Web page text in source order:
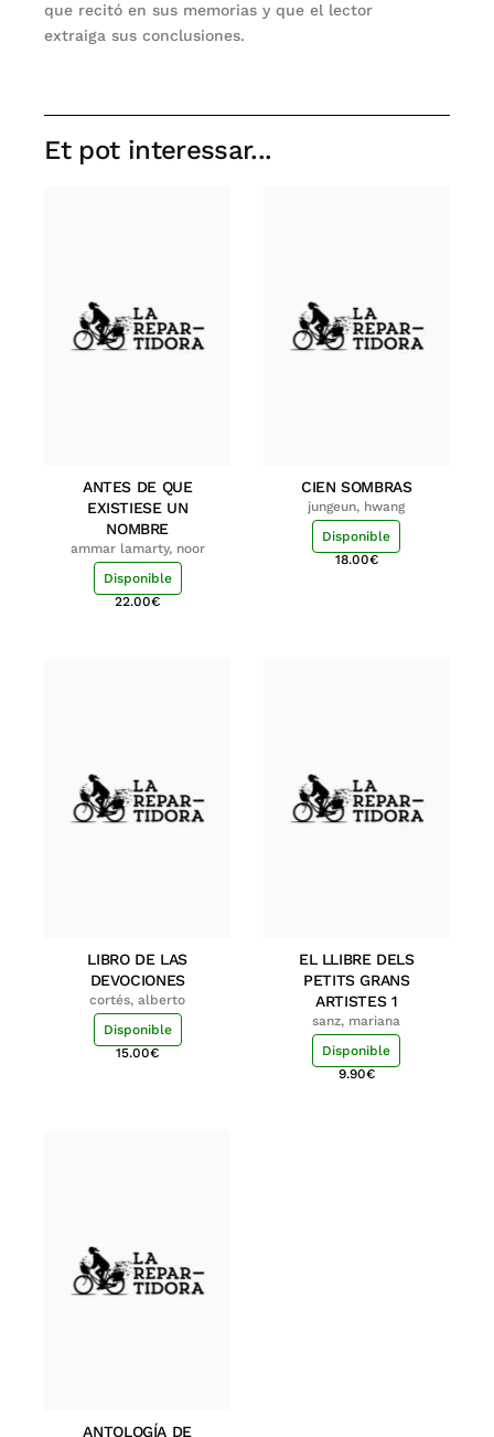
que recitó en sus memorias y que el lector
extraiga sus conclusiones.
Et pot interessar...
ANTES DE QUE
EXISTIESE UN
NOMBRE
ammar lamarty, noor
Disponible
22.00€
CIEN SOMBRAS
jungeun, hwang
Disponible
18.00€
LIBRO DE LAS
DEVOCIONES
cortés, alberto
Disponible
15.00€
EL LLIBRE DELS
PETITS GRANS
ARTISTES 1
sanz, mariana
Disponible
9.90€
ANTOLOGÍA DE